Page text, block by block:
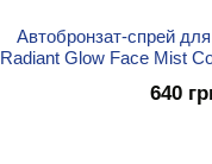
Автобронзат-спрей
Radiant Glow Face Mist
640